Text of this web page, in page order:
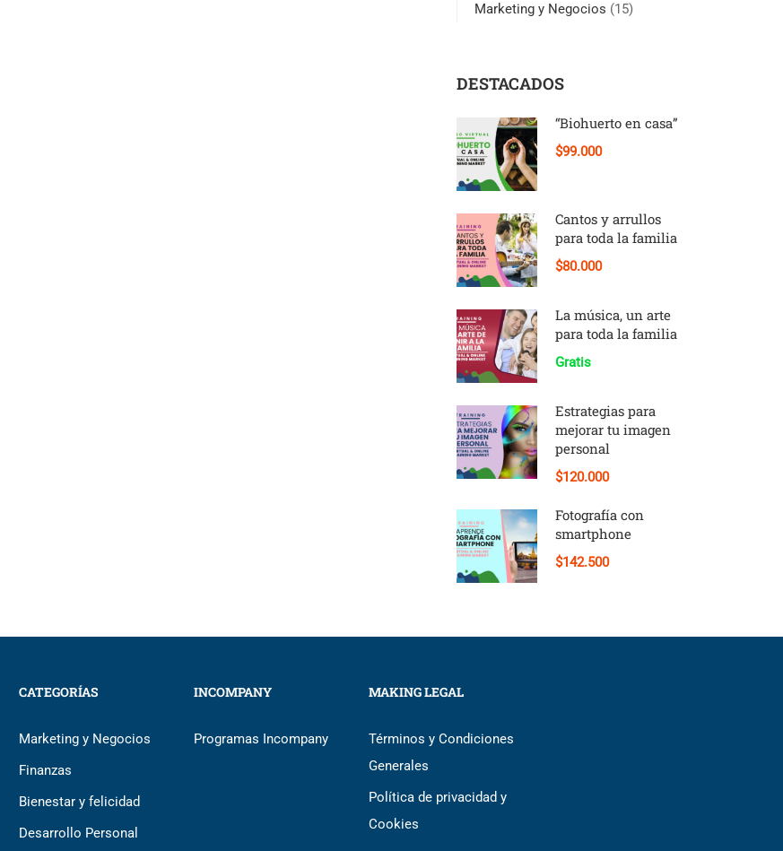
Marketing y Negocios (15)
DESTACADOS
“Biohuerto en casa”
$99.000
Cantos y arrullos
para toda la familia
$80.000
La música, un arte
para toda la familia
Gratis
Estrategias para
mejorar tu imagen
personal
$120.000
Fotografía con
smartphone
$142.500
CATEGORÍAS
Marketing y Negocios
Finanzas
Bienestar y felicidad
Desarrollo Personal
INCOMPANY
Programas Incompany
MAKING LEGAL
Términos y Condiciones
Generales
Política de privacidad y
Cookies